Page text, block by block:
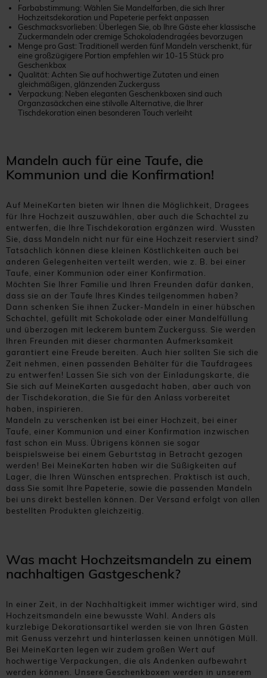
Farbabstimmung: Wählen Sie Mandelfarben, die sich Ihrer
Hochzeitsdekoration und Papeterie perfekt anpassen
Geschmacksvorlieben: Überlegen Sie, ob Ihre Gäste eher klassische
Zuckermandeln oder cremige Schokoladendragées bevorzugen
Menge pro Gast: Traditionell werden fünf Mandeln verschenkt, für
eine großzügigere Portion empfehlen wir 10-15 Stück pro
Geschenkbox
Qualität: Achten Sie auf hochwertige Zutaten und einen
gleichmäßigen, glänzenden Zuckerguss
Verpackung: Neben eleganten Geschenkboxen sind auch
Organzasäckchen eine stilvolle Alternative, die Ihrer
Tischdekoration einen besonderen Touch verleiht
Mandeln auch für eine Taufe, die
Kommunion und die Konfirmation!
Auf MeineKarten bieten wir Ihnen die Möglichkeit, Dragees
für Ihre Hochzeit auszuwählen, aber auch die Schachtel zu
entwerfen, die Ihre Tischdekoration ergänzen wird. Wussten
Sie, dass Mandeln nicht nur für eine Hochzeit reserviert sind?
Tatsächlich können diese kleinen Köstlichkeiten auch bei
anderen Gelegenheiten verteilt werden, wie z. B. bei einer
Taufe, einer Kommunion oder einer Konfirmation.
Möchten Sie Ihrer Familie und Ihren Freunden dafür danken,
dass sie an der Taufe Ihres Kindes teilgenommen haben?
Dann schenken Sie ihnen Zucker-Mandeln in einer hübschen
Schachtel, gefüllt mit Schokolade oder einer Mandelfüllung
und überzogen mit leckerem buntem Zuckerguss. Sie werden
Ihren Freunden mit dieser charmanten Aufmerksamkeit
garantiert eine Freude bereiten. Auch hier sollten Sie sich die
Zeit nehmen, einen passenden Behälter für die Taufdragees
zu entwerfen! Lassen Sie sich von der Einladungskarte, die
Sie sich auf MeineKarten ausgedacht haben, aber auch von
der Tischdekoration, die Sie für den Anlass vorbereitet
haben, inspirieren.
Mandeln zu verschenken ist bei einer Hochzeit, bei einer
Taufe, einer Kommunion und einer Konfirmation inzwischen
fast schon ein Muss. Übrigens können sie sogar
beispielsweise bei einem Geburtstag in Betracht gezogen
werden! Bei MeineKarten haben wir die Süßigkeiten auf
Lager, die Ihren Wünschen entsprechen. Praktisch ist auch,
dass Sie somit Ihre Papeterie, sowie die passenden Mandeln
bei uns direkt bestellen können. Der Versand erfolgt von allen
bestellten Produkten gleichzeitig.
Was macht Hochzeitsmandeln zu einem
nachhaltigen Gastgeschenk?
In einer Zeit, in der Nachhaltigkeit immer wichtiger wird, sind
Hochzeitsmandeln eine bewusste Wahl. Anders als
kurzlebige Dekorationsartikel werden sie von Ihren Gästen
mit Genuss verzehrt und hinterlassen keinen unnötigen Müll.
Bei MeineKarten legen wir zudem großen Wert auf
hochwertige Verpackungen, die als Andenken aufbewahrt
werden können. Unsere Geschenkboxen werden in unserem